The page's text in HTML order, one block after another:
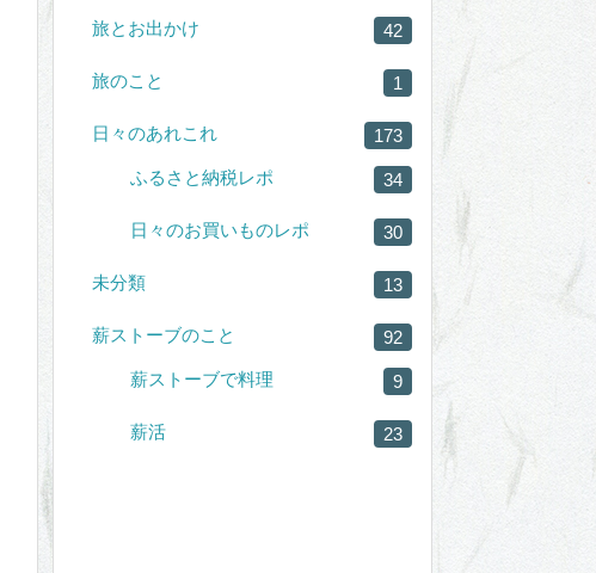
旅とお出かけ 42
旅のこと 1
日々のあれこれ 173
ふるさと納税レポ 34
日々のお買いものレポ 30
未分類 13
薪ストーブのこと 92
薪ストーブで料理 9
薪活 23